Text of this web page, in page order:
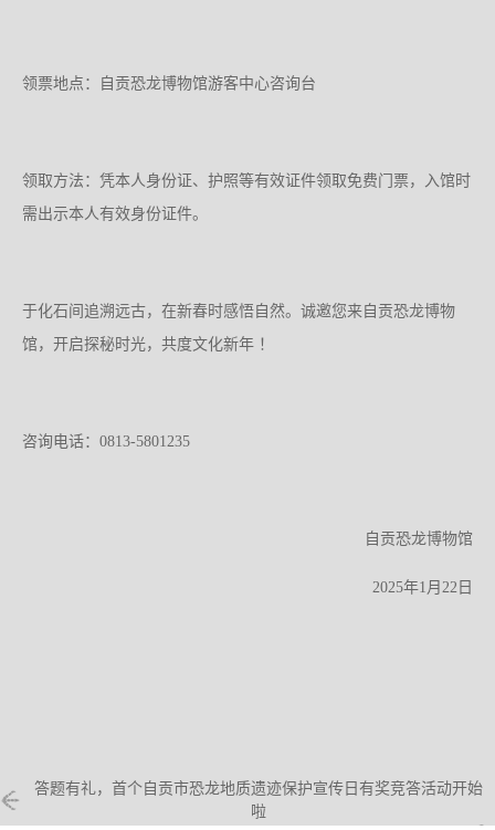
领票地点：自贡恐龙博物馆游客中心咨询台
领取方法：凭本人身份证、护照等有效证件领取免费门票，入馆时
需出示本人有效身份证件。
于化石间追溯远古，在新春时感悟自然。诚邀您来自贡恐龙博物
馆，开启探秘时光，共度文化新年 ！
咨询电话：0813-5801235
自贡恐龙博物馆
2025年1月22日
答题有礼，首个自贡市恐龙地质遗迹保护宣传日有奖竞答活动开始
啦